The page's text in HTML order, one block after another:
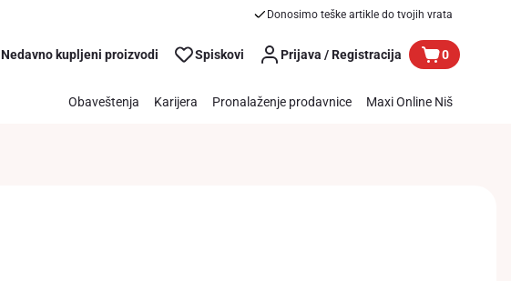
Donosimo teške artikle do tvojih vrata
Nedavno kupljeni proizvodi Spiskovi Prijava / Registracija 0
Obaveštenja Karijera Pronalaženje prodavnice Maxi Online Niš